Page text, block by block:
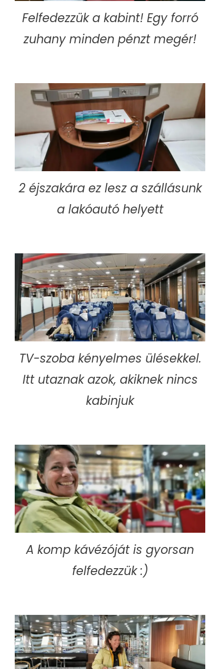
Felfedezzük a kabint! Egy forró
zuhany minden pénzt megér!
2 éjszakára ez lesz a szállásunk
a lakóautó helyett
TV-szoba kényelmes ülésekkel.
Itt utaznak azok, akiknek nincs
kabinjuk
A komp kávézóját is gyorsan
felfedezzük :)